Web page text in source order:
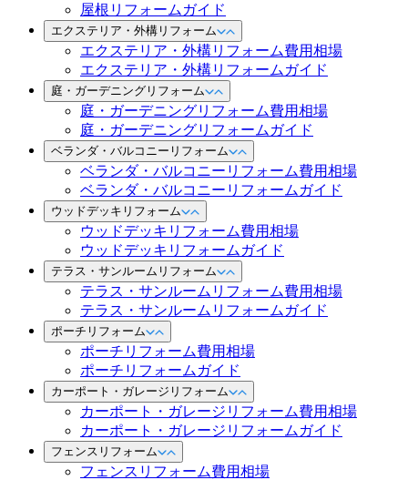
屋根リフォームガイド
エクステリア・外構リフォーム
エクステリア・外構リフォーム費用相場
エクステリア・外構リフォームガイド
庭・ガーデニングリフォーム
庭・ガーデニングリフォーム費用相場
庭・ガーデニングリフォームガイド
ベランダ・バルコニーリフォーム
ベランダ・バルコニーリフォーム費用相場
ベランダ・バルコニーリフォームガイド
ウッドデッキリフォーム
ウッドデッキリフォーム費用相場
ウッドデッキリフォームガイド
テラス・サンルームリフォーム
テラス・サンルームリフォーム費用相場
テラス・サンルームリフォームガイド
ポーチリフォーム
ポーチリフォーム費用相場
ポーチリフォームガイド
カーポート・ガレージリフォーム
カーポート・ガレージリフォーム費用相場
カーポート・ガレージリフォームガイド
フェンスリフォーム
フェンスリフォーム費用相場